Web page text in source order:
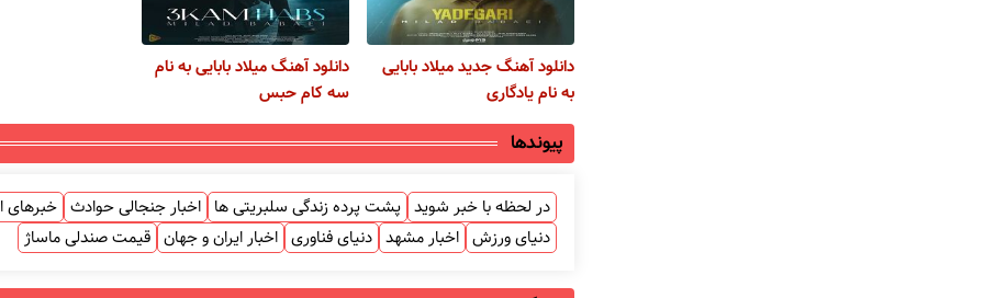
دانلود آهنگ جدید میلاد بابایی
به نام یادگاری
دانلود آهنگ میلاد بابایی به نام
سه کام حبس
پیوندها
در لحظه با خبر شوید پشت پرده زندگی سلبریتی ها اخبار جنجالی حوادث خبرهای
دنیای ورزش اخبار مشهد دنیای فناوری اخبار ایران و جهان قیمت صندلی ماساژ